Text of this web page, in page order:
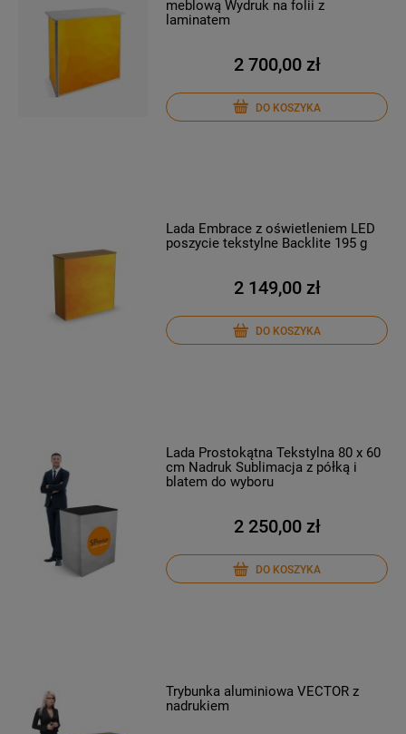
meblową Wydruk na folii z
laminatem
2 700,00 zł
DO KOSZYKA
Lada Embrace z oświetleniem LED
poszycie tekstylne Backlite 195 g
2 149,00 zł
DO KOSZYKA
Lada Prostokątna Tekstylna 80 x 60
cm Nadruk Sublimacja z półką i
blatem do wyboru
2 250,00 zł
DO KOSZYKA
Trybunka aluminiowa VECTOR z
nadrukiem